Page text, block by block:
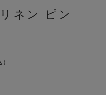
ネン ピン
）